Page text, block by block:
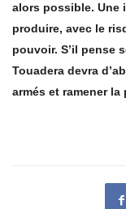
alors possible.
produire, avec le
pouvoir. S’il pense
Touadera devra
armés et ramener